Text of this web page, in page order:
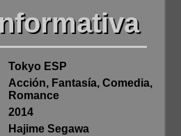
Tokyo ESP
Acción, Fantasía, Comedia,
Romance
2014
Hajime Segawa